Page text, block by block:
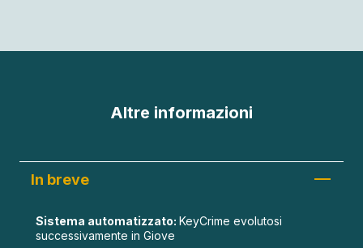
Altre informazioni
In breve
Sistema automatizzato: KeyCrime evolutosi
successivamente in Giove